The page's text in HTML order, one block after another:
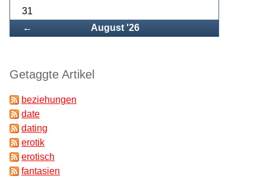
← August '26
31
Getaggte Artikel
beziehungen
date
dating
erotik
erotisch
fantasien